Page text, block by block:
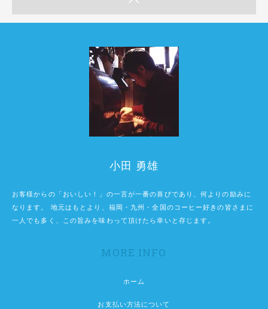
小田 勇雄
お客様からの「おいしい！」の一言が一番の喜びであり、何よりの励みに
なります。 地元はもとより、福岡・九州・全国のコーヒー好きの皆さまに
一人でも多く、この旨みを味わって頂けたら幸いと存じます。
MORE INFO
ホーム
お支払い方法について